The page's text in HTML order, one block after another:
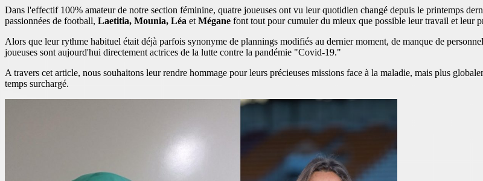
Dans l'effectif 100% amateur de notre section féminine, quatre joueuses ont vu leur quotidien changé depuis le printemps
passionnées de football, Laetitia, Mounia, Léa et Mégane font tout pour cumuler du mieux que possible leur travail et leur
Alors que leur rythme habituel était déjà parfois synonyme de plannings modifiés au dernier moment, de manque de
joueuses sont aujourd'hui directement actrices de la lutte contre la pandémie "Covid-19."
A travers cet article, nous souhaitons leur rendre hommage pour leurs précieuses missions face à la maladie, mais plus
temps surchargé.